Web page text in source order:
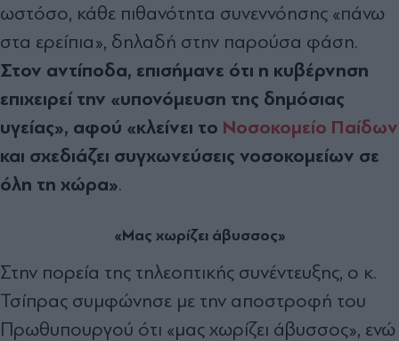
ωστόσο, κάθε πιθανότητα συνεννόησης «πάνω
στα ερείπια», δηλαδή στην παρούσα φάση.
Στον αντίποδα, επισήμανε ότι η κυβέρνηση
επιχειρεί την «υπονόμευση της δημόσιας
υγείας», αφού «κλείνει το Νοσοκομείο Παίδων
και σχεδιάζει συγχωνεύσεις νοσοκομείων σε
όλη τη χώρα».
«Μας χωρίζει άβυσσος»
Στην πορεία της τηλεοπτικής συνέντευξης, ο κ.
Τσίπρας συμφώνησε με την αποστροφή του
Πρωθυπουργού ότι «μας χωρίζει άβυσσος», ενώ